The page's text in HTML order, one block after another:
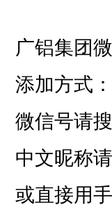
广铝集团
添加方式：
微信号请
中文昵称
或直接用